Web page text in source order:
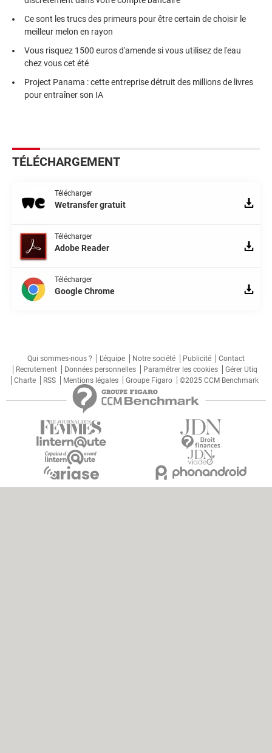
Ce sont les trucs des primeurs pour être certain de choisir le
meilleur melon en rayon
Vous risquez 1500 euros d'amende si vous utilisez de l'eau
chez vous cet été
Project Panama : cette entreprise détruit des millions de livres
pour entraîner son IA
TÉLÉCHARGEMENT
Télécharger
Wetransfer gratuit
Télécharger
Adobe Reader
Télécharger
Google Chrome
Qui sommes-nous ? L'équipe Notre société Publicité
Contact
Recrutement
Données personnelles Paramétrer les cookies
Gérer Utiq
Charte
RSS Mentions légales Groupe Figaro ©2025 CCM Benchmark